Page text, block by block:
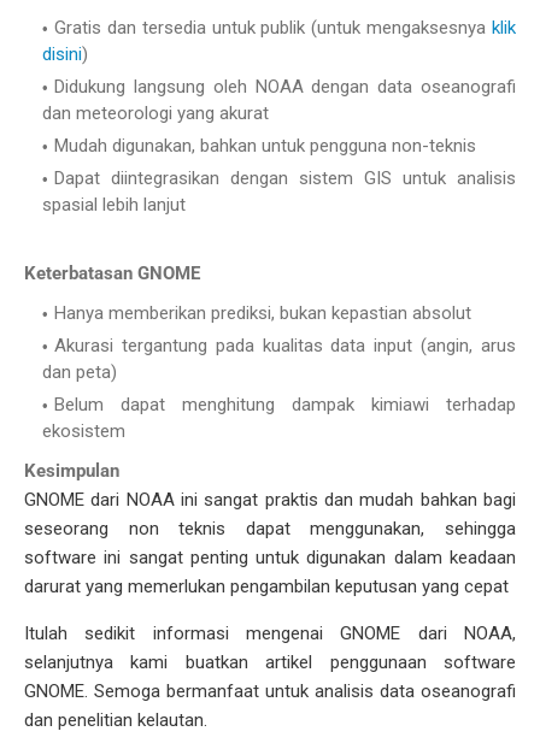
Gratis dan tersedia untuk publik (untuk mengaksesnya klik
disini)
Didukung langsung oleh NOAA dengan data oseanografi
dan meteorologi yang akurat
Mudah digunakan, bahkan untuk pengguna non-teknis
Dapat diintegrasikan dengan sistem GIS untuk analisis
spasial lebih lanjut
Keterbatasan GNOME
Hanya memberikan prediksi, bukan kepastian absolut
Akurasi tergantung pada kualitas data input (angin, arus
dan peta)
Belum dapat menghitung dampak kimiawi terhadap
ekosistem
Kesimpulan
GNOME dari NOAA ini sangat praktis dan mudah bahkan bagi
seseorang non teknis dapat menggunakan, sehingga
software ini sangat penting untuk digunakan dalam keadaan
darurat yang memerlukan pengambilan keputusan yang cepat
Itulah sedikit informasi mengenai GNOME dari NOAA,
selanjutnya kami buatkan artikel penggunaan software
GNOME. Semoga bermanfaat untuk analisis data oseanografi
dan penelitian kelautan.